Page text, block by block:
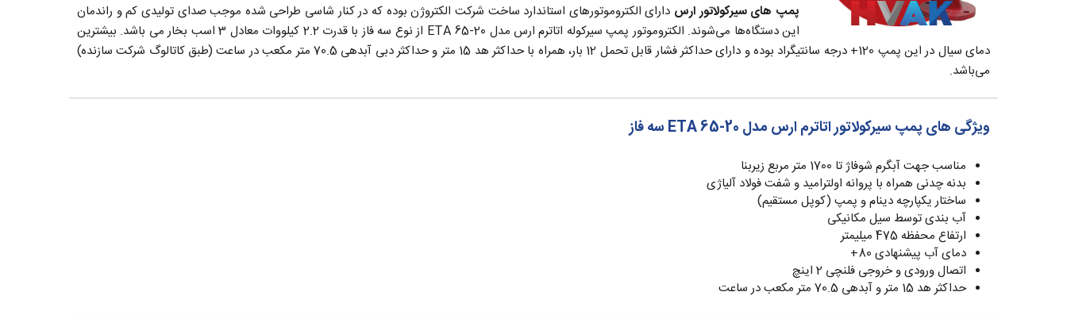
پمپ های سیرکولاتور ارس دارای الکتروموتورهای استاندارد ساخت شرکت الکتروژن بوده که در کنار شاسی طراحی شده موجب صدای تولیدی کم و راندمان
این دستگاه‌ها می‌شوند. الکتروموتور پمپ سیرکوله اتاترم ارس مدل ETA 65-20 از نوع سه فاز با قدرت 2.2 کیلووات معادل 3 اسب بخار می باشد. بیشترین
دمای سیال در این پمپ 120+ درجه سانتیگراد بوده و دارای حداکثر فشار قابل تحمل 12 بار، همراه با حداکثر هد 15 متر و حداکثر دبی آبدهی 70.5 متر مکعب در ساعت (طبق کاتالوگ شرکت سازنده)
می‌باشد.
ویژگی های پمپ سیرکولاتور اتاترم ارس مدل ETA 65-20 سه فاز
مناسب جهت آبگرم شوفاژ تا 1700 متر مربع زیربنا
بدنه چدنی همراه با پروانه اولترامید و شفت فولاد آلیاژی
ساختار یکپارچه دینام و پمپ (کوپل مستقیم)
آب بندی توسط سیل مکانیکی
ارتفاع محفظه 475 میلیمتر
دمای آب پیشنهادی 80+
اتصال ورودی و خروجی فلنچی 2 اینچ
حداکثر هد 15 متر و آبدهی 70.5 متر مکعب در ساعت